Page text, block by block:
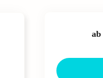
ab